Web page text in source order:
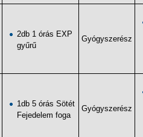
2db 1 órás EXP
gyűrű
Gyógyszerész
1db 5 órás Sötét
Fejedelem foga
Gyógyszerész